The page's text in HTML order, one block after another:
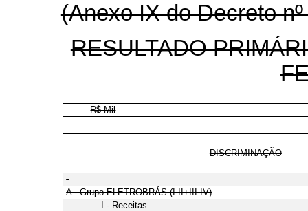
(Anexo IX do Decreto
RESULTADO
R$ Mil
DISCRIMINAÇÃO
A - Grupo ELETROBRÁS (I-II+III-IV)
I - Receitas